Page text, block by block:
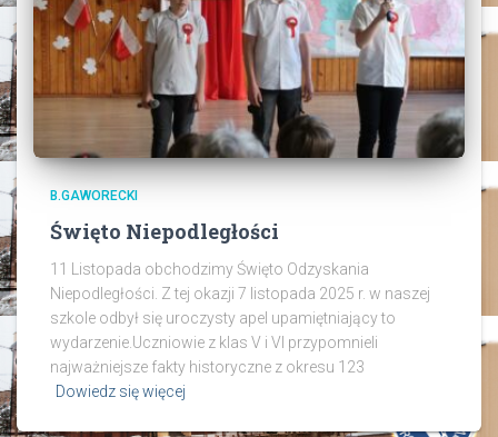
B.GAWORECKI
Święto Niepodległości
11 Listopada obchodzimy Święto Odzyskania
Niepodległości. Z tej okazji 7 listopada 2025 r. w naszej
szkole odbył się uroczysty apel upamiętniający to
wydarzenie.Uczniowie z klas V i VI przypomnieli
najważniejsze fakty historyczne z okresu 123
Dowiedz się więcej